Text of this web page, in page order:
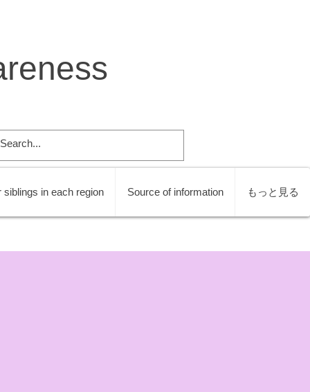
siblings in each region Source of information もっと見る